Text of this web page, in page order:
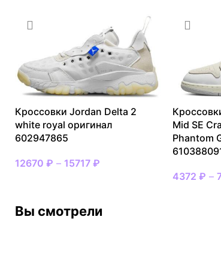
Кроссовки Jordan Delta 2
white royal оригинал
602947865
12670 ₽ – 15717 ₽
Mid SE
Phantom
4372 ₽ –
Вы смотрели